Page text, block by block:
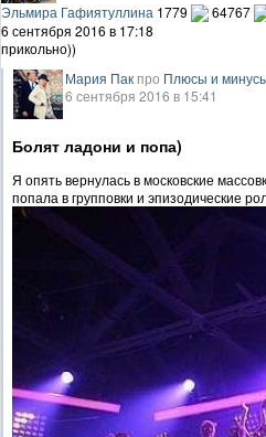
Эльмира Гафиятуллина 1779 64767
6 сентября 2016 в 17:18
прикольно))
Мария Пак про Плюсы и
6 сентября 2016 в 15:41
Болят ладони и попа)
Я опять вернулась в московские
попала в групповки и эпизодические